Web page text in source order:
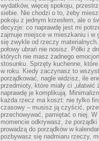
wydatków, więcej spokoju,
siebie. Nie chodzi o to, żeby
pokoju z jednym krzesłem, ale o
decyzje: co naprawdę jest mi
zajmuje miejsce w mieszkaniu i w
się zwykle od rzeczy
połowy ubrań nie nosisz. Półki z
których nie masz żadnego
stosunku. Sprzęty kuchenne,
w roku. Kiedy zaczynasz to
porządkować, nagle widzisz, ile
przedmioty, które miały ci „ułatwić
naprawdę je komplikują.
każda rzecz ma koszt: nie tylko
czasowy – musisz ją czyścić,
przechowywać, pamiętać o niej. W
momencie odkrywasz, że
prowadzą do porządków w
pozbywasz się nadmiaru rzeczy,